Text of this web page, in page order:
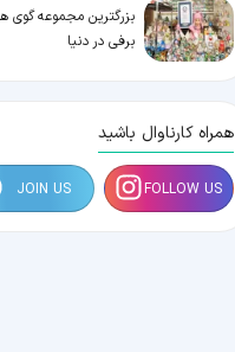
بزرگترین مجموعه گوی
برفی در دنیا
همراه کارناوال باشید
FOLLOW US
JOIN US